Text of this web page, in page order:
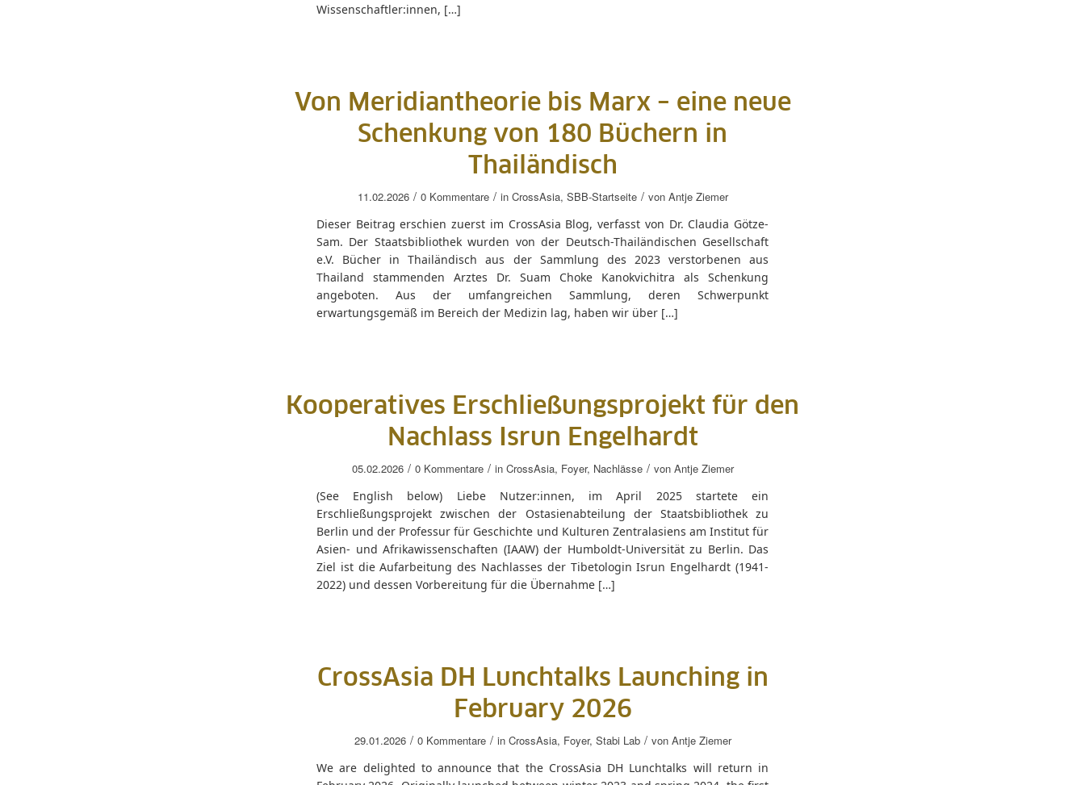
Wissenschaftler:innen, […]
Von Meridiantheorie bis Marx – eine neue
Schenkung von 180 Büchern in
Thailändisch
11.02.2026 / 0 Kommentare / in CrossAsia, SBB-Startseite / von Antje Ziemer
Dieser Beitrag erschien zuerst im CrossAsia Blog, verfasst von Dr. Claudia Götze-
Sam. Der Staatsbibliothek wurden von der Deutsch-Thailändischen Gesellschaft
e.V. Bücher in Thailändisch aus der Sammlung des 2023 verstorbenen aus
Thailand stammenden Arztes Dr. Suam Choke Kanokvichitra als Schenkung
angeboten. Aus der umfangreichen Sammlung, deren Schwerpunkt
erwartungsgemäß im Bereich der Medizin lag, haben wir über […]
Kooperatives Erschließungsprojekt für den
Nachlass Isrun Engelhardt
05.02.2026 / 0 Kommentare / in CrossAsia, Foyer, Nachlässe / von Antje Ziemer
(See English below) Liebe Nutzer:innen, im April 2025 startete ein
Erschließungsprojekt zwischen der Ostasienabteilung der Staatsbibliothek zu
Berlin und der Professur für Geschichte und Kulturen Zentralasiens am Institut für
Asien- und Afrikawissenschaften (IAAW) der Humboldt-Universität zu Berlin. Das
Ziel ist die Aufarbeitung des Nachlasses der Tibetologin Isrun Engelhardt (1941-
2022) und dessen Vorbereitung für die Übernahme […]
CrossAsia DH Lunchtalks Launching in
February 2026
29.01.2026 / 0 Kommentare / in CrossAsia, Foyer, Stabi Lab / von Antje Ziemer
We are delighted to announce that the CrossAsia DH Lunchtalks will return in